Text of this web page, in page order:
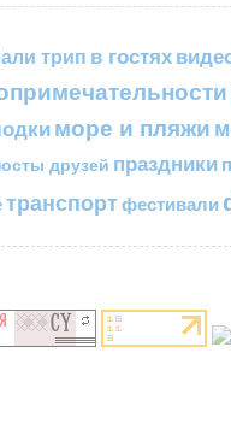
трип в гостях
море и пляжи
друзей праздники
транспортфестивали